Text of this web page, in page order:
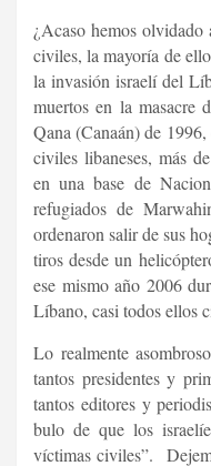
¿Acaso hemos
civiles, la mayoría de
la invasión israelí del
muertos en la masacre
Qana (Canaán) de
civiles libaneses, más
en una base de
refugiados de
ordenaron salir de sus
tiros desde un
ese mismo año 2006
Líbano, casi todos ellos
Lo realmente
tantos presidentes y
tantos editores y
bulo de que los
víctimas civiles”.